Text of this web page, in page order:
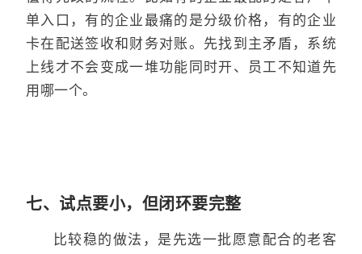
单入口，有的企业最痛的是分级价格，有的企业
卡在配送签收和财务对账。先找到主矛盾，系统
上线才不会变成一堆功能同时开、员工不知道先
用哪一个。
七、试点要小，但闭环要完整
比较稳的做法，是先选一批愿意配合的老客